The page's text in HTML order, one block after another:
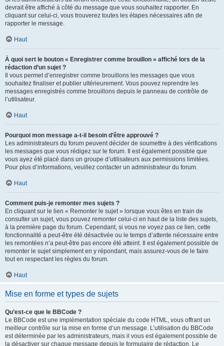
devrait être affiché à côté du message que vous souhaitez rapporter. En
cliquant sur celui-ci, vous trouverez toutes les étapes nécessaires afin de
rapporter le message.
Haut
À quoi sert le bouton « Enregistrer comme brouillon » affiché lors de la
rédaction d’un sujet ?
Il vous permet d’enregistrer comme brouillons les messages que vous
souhaitez finaliser et publier ultérieurement. Vous pouvez reprendre les
messages enregistrés comme brouillons depuis le panneau de contrôle de
l’utilisateur.
Haut
Pourquoi mon message a-t-il besoin d’être approuvé ?
Les administrateurs du forum peuvent décider de soumettre à des vérifications
les messages que vous rédigez sur le forum. Il est également possible que
vous ayez été placé dans un groupe d’utilisateurs aux permissions limitées.
Pour plus d’informations, veuillez contacter un administrateur du forum.
Haut
Comment puis-je remonter mes sujets ?
En cliquant sur le lien « Remonter le sujet » lorsque vous êtes en train de
consulter un sujet, vous pouvez remonter celui-ci en haut de la liste des sujets,
à la première page du forum. Cependant, si vous ne voyez pas ce lien, cette
fonctionnalité a peut-être été désactivée ou le temps d’attente nécessaire entre
les remontées n’a peut-être pas encore été atteint. Il est également possible de
remonter le sujet simplement en y répondant, mais assurez-vous de le faire
tout en respectant les règles du forum.
Haut
Mise en forme et types de sujets
Qu’est-ce que le BBCode ?
Le BBCode est une implémentation spéciale du code HTML, vous offrant un
meilleur contrôle sur la mise en forme d’un message. L’utilisation du BBCode
est déterminée par les administrateurs, mais il vous est également possible de
la désactiver sur chaque message depuis le formulaire de rédaction. Le